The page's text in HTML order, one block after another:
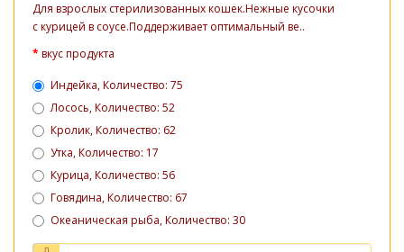
Для взрослых стерилизованных кошек.Нежные кусочки
с курицей в соусе.Поддерживает оптимальный ве..
вкус продукта
Индейка, Количество: 75
Лосось, Количество: 52
Кролик, Количество: 62
Утка, Количество: 17
Курица, Количество: 56
Говядина, Количество: 67
Океаническая рыба, Количество: 30